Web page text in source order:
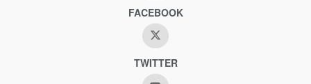
FACEBOOK
TWITTER